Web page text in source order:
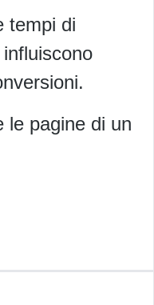
tempi di
le pagine di un